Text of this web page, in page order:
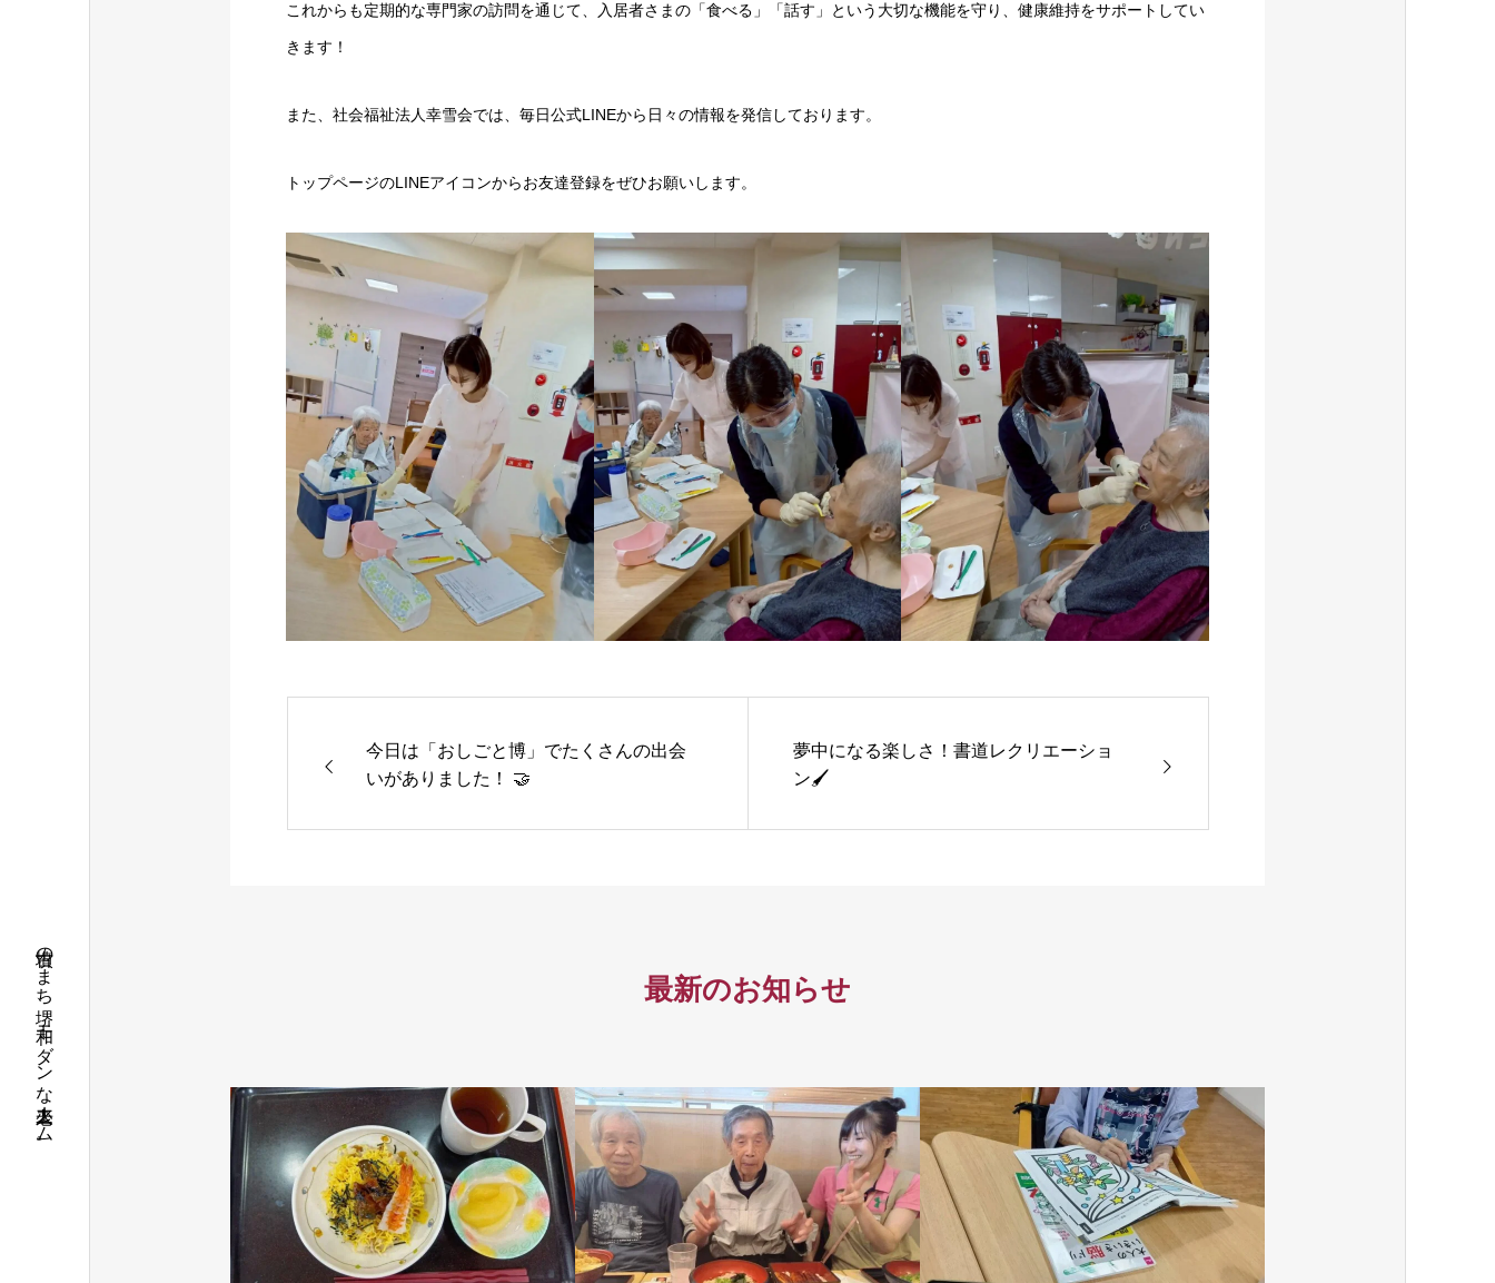
古墳のまち堺、和モダンな老人ホーム。
これからも定期的な専門家の訪問を通じて、入居者さまの「食べる」「話す」という大切な機能を守り、健康維持をサポートしてい
きます！
また、社会福祉法人幸雪会では、毎日公式LINEから日々の情報を発信しております。
トップページのLINEアイコンからお友達登録をぜひお願いします。
今日は「おしごと博」でたくさんの出会
いがありました！ 🤝
夢中になる楽しさ！書道レクリエーショ
ン🖌️
最新のお知らせ